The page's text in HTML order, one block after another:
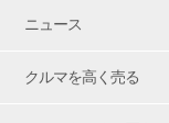
ニュース
クルマを高く売る